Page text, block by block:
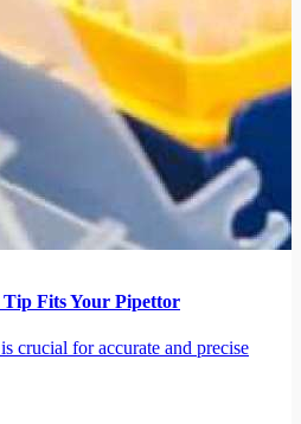
Fits Your Pipettor
crucial for accurate and precise